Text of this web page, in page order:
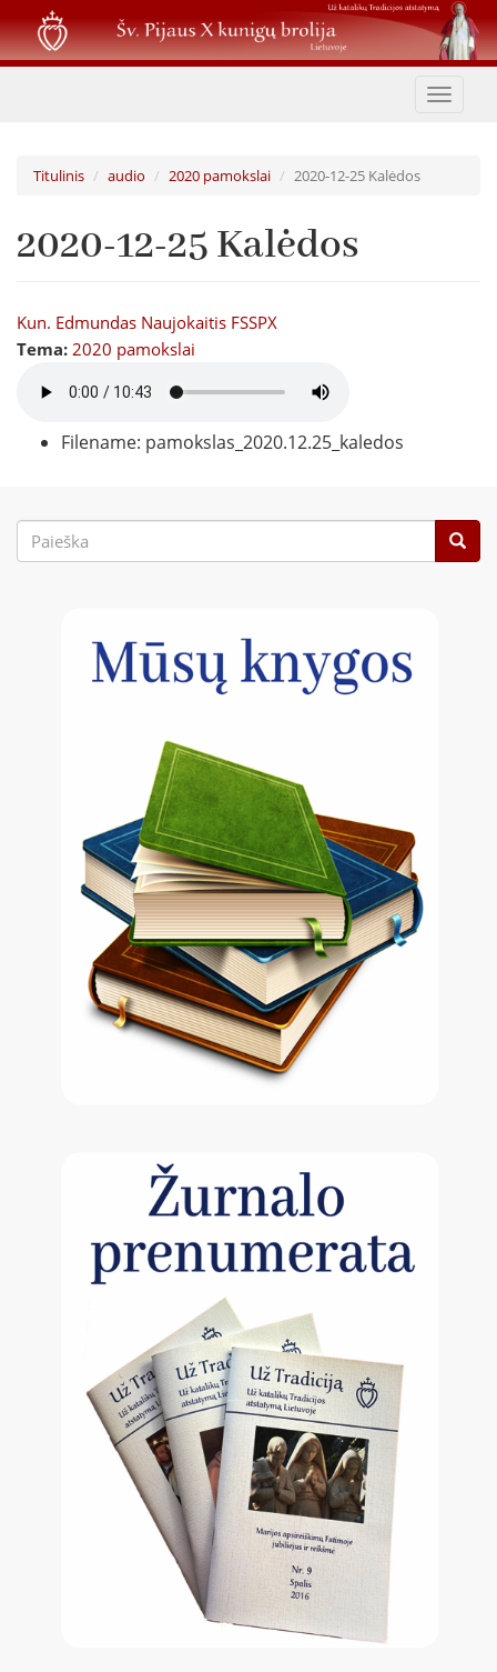
Pereiti
į
pagrindinį
Toggle
Titulinis audio 2020 pamokslai 2020-12-25 Kalėdos
2020-12-25 Kalėdos
Kun. Edmundas Naujokaitis FSSPX
Tema: 2020 pamokslai
Filename: pamokslas_2020.12.25_kaledos
Paieškos